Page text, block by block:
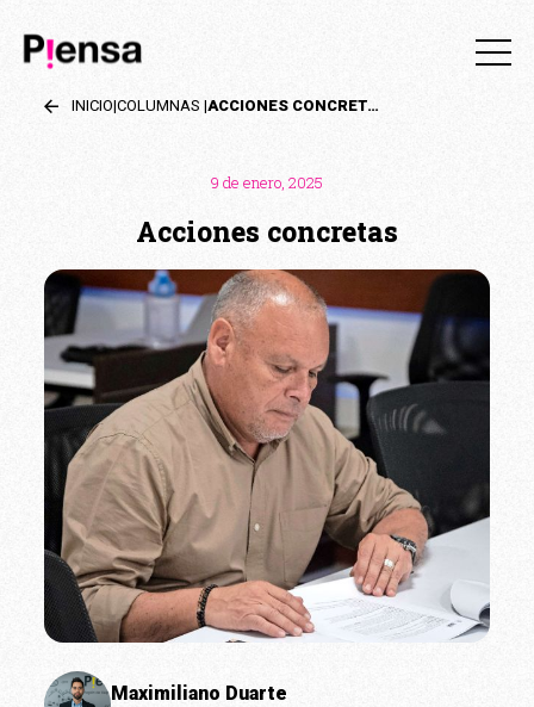
INICIO|COLUMNAS | ACCIONES CONCRETAS
9 de enero, 2025
Acciones concretas
Maximiliano Duarte